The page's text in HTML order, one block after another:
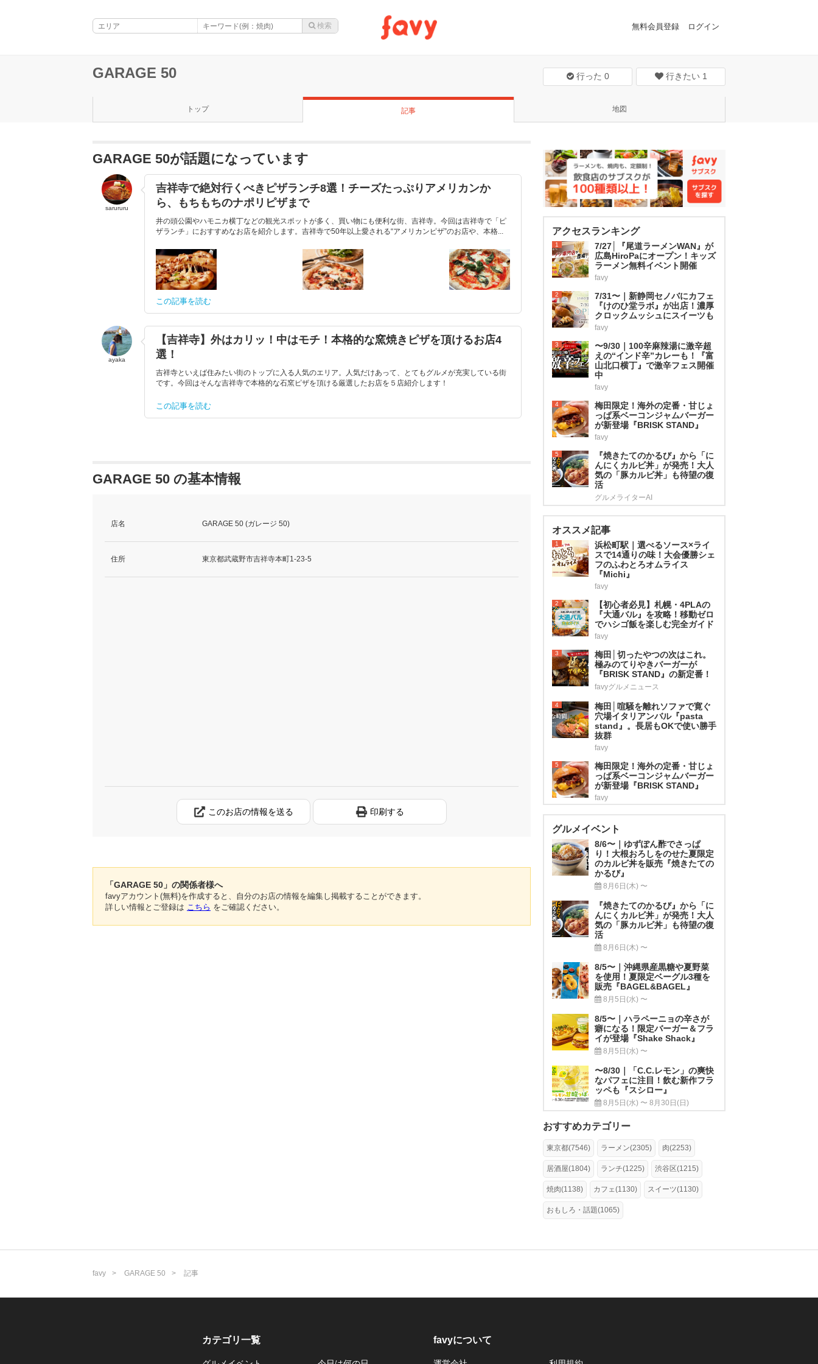
無料会員登録 ログイン
GARAGE 50 行った 0 行きたい 1
トップ 記事 地図
GARAGE 50が話題になっています
sarururu
吉祥寺で絶対行くべきピザランチ8選！チーズたっぷりアメリカンか
ら、もちもちのナポリピザまで
井の頭公園やハモニカ横丁などの観光スポットが多く、買い物にも便利な街、吉祥寺。今回は吉祥寺で「ピ
ザランチ」におすすめなお店を紹介します。吉祥寺で50年以上愛される“アメリカンピザ”のお店や、本格...
この記事を読む
ayaka
【吉祥寺】外はカリッ！中はモチ！本格的な窯焼きピザを頂けるお店4
選！
吉祥寺といえば住みたい街のトップに入る人気のエリア。人気だけあって、とてもグルメが充実している街
です。今回はそんな吉祥寺で本格的な石窯ピザを頂ける厳選したお店を５店紹介します！
この記事を読む
GARAGE 50 の基本情報
店名 GARAGE 50 (ガレージ 50)
住所 東京都武蔵野市吉祥寺本町1-23-5
このお店の情報を送る 印刷する
「GARAGE 50」の関係者様へ
favyアカウント(無料)を作成すると、自分のお店の情報を編集し掲載することができます。
詳しい情報とご登録は こちら をご確認ください。
アクセスランキング
1
7/27│『尾道ラーメンWAN』が
広島HiroPaにオープン！キッズ
ラーメン無料イベント開催
favy
2
7/31〜｜新静岡セノバにカフェ
『けのひ堂ラボ』が出店！濃厚
クロックムッシュにスイーツも
favy
3
〜9/30｜100辛麻辣湯に激辛超
えの“インド辛”カレーも！『富
山北口横丁』で激辛フェス開催
中
favy
4
梅田限定！海外の定番・甘じょ
っぱ系ベーコンジャムバーガー
が新登場『BRISK STAND』
favy
5
『焼きたてのかるび』から「に
んにくカルビ丼」が発売！大人
気の「豚カルビ丼」も待望の復
活
グルメライターAI
オススメ記事
1
浜松町駅｜選べるソース×ライ
スで14通りの味！大会優勝シェ
フのふわとろオムライス
『Michi』
favy
2
【初心者必見】札幌・4PLAの
『大通バル』を攻略！移動ゼロ
でハシゴ飯を楽しむ完全ガイド
favy
3
梅田│切ったやつの次はこれ。
極みのてりやきバーガーが
『BRISK STAND』の新定番！
favyグルメニュース
4
梅田│喧騒を離れソファで寛ぐ
穴場イタリアンバル『pasta
stand』。長居もOKで使い勝手
抜群
favy
5
梅田限定！海外の定番・甘じょ
っぱ系ベーコンジャムバーガー
が新登場『BRISK STAND』
favy
グルメイベント
8/6〜｜ゆずぽん酢でさっぱ
り！大根おろしをのせた夏限定
のカルビ丼を販売『焼きたての
かるび』
8月6日(木) 〜
『焼きたてのかるび』から「に
んにくカルビ丼」が発売！大人
気の「豚カルビ丼」も待望の復
活
8月6日(木) 〜
8/5〜｜沖縄県産黒糖や夏野菜
を使用！夏限定ベーグル3種を
販売『BAGEL&BAGEL』
8月5日(水) 〜
8/5〜｜ハラペーニョの辛さが
癖になる！限定バーガー＆フラ
イが登場『Shake Shack』
8月5日(水) 〜
〜8/30｜「C.C.レモン」の爽快
なパフェに注目！飲む新作フラ
ッペも『スシロー』
8月5日(水) 〜 8月30日(日)
おすすめカテゴリー
東京都(7546) ラーメン(2305) 肉(2253)
居酒屋(1804) ランチ(1225) 渋谷区(1215)
焼肉(1138) カフェ(1130) スイーツ(1130)
おもしろ・話題(1065)
favy GARAGE 50 記事
カテゴリ一覧 favyについて